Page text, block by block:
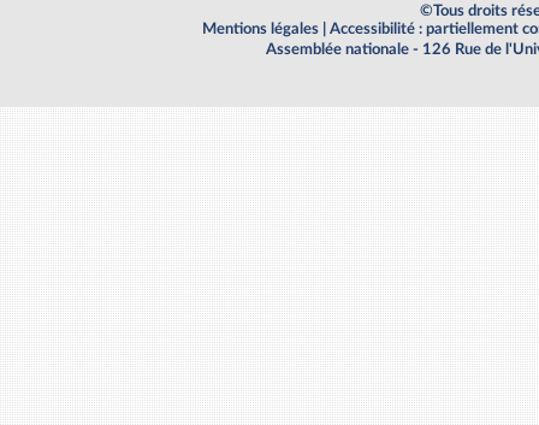
©Tous droits
Mentions légales
Accessibilité : partiellement
Assemblée nationale - 126 Rue de